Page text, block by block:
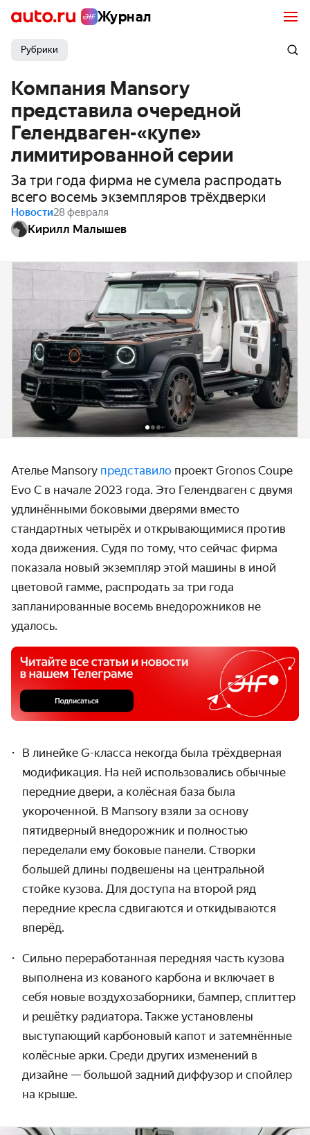
Журнал
Рубрики
Компания Mansory
представила очередной
Гелендваген-«купе»
лимитированной серии
За три года фирма не сумела распродать
всего восемь экземпляров трёхдверки
Новости28 февраля
Кирилл Малышев
Ателье Mansory представило проект Gronos Coupe
Evo C в начале 2023 года. Это Гелендваген с двумя
удлинёнными боковыми дверями вместо
стандартных четырёх и открывающимися против
хода движения. Судя по тому, что сейчас фирма
показала новый экземпляр этой машины в иной
цветовой гамме, распродать за три года
запланированные восемь внедорожников не
удалось.
В линейке G-класса некогда была трёхдверная
модификация. На ней использовались обычные
передние двери, а колёсная база была
укороченной. В Mansory взяли за основу
пятидверный внедорожник и полностью
переделали ему боковые панели. Створки
большей длины подвешены на центральной
стойке кузова. Для доступа на второй ряд
передние кресла сдвигаются и откидываются
вперёд.
Сильно переработанная передняя часть кузова
выполнена из кованого карбона и включает в
себя новые воздухозаборники, бампер, сплиттер
и решётку радиатора. Также установлены
выступающий карбоновый капот и затемнённые
колёсные арки. Среди других изменений в
дизайне — большой задний диффузор и спойлер
на крыше.